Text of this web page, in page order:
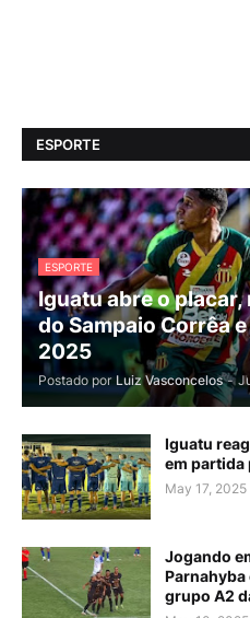
ESPORTE
ESPORTE
Iguatu abre o
do Sampaio Corrêa
2025
Postado por Luiz Vasconcelos -
Iguatu
em partida
May 17, 2025
Jogando
Parnahyba
grupo A2